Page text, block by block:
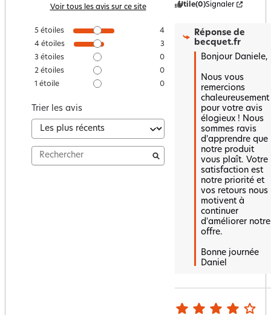
Voir tous les avis sur ce site
5 étoiles
4
4 étoiles
3
3 étoiles
0
2 étoiles
0
1 étoile 0
Trier les avis
Utile(0)Signaler
Réponse de
becquet.fr
Bonjour Daniele,
Nous vous
remercions
chaleureusement
pour votre avis
élogieux ! Nous
sommes ravis
d'apprendre que
notre produit
vous plaît. Votre
satisfaction est
notre priorité et
vos retours nous
motivent à
continuer
d'améliorer notre
offre.
Bonne journée
Daniel